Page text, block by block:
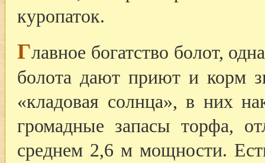
куропаток.
Главное богатство болот,
болота дают приют и корм
«кладовая солнца», в них
громадные запасы торфа,
среднем 2,6 м мощности.